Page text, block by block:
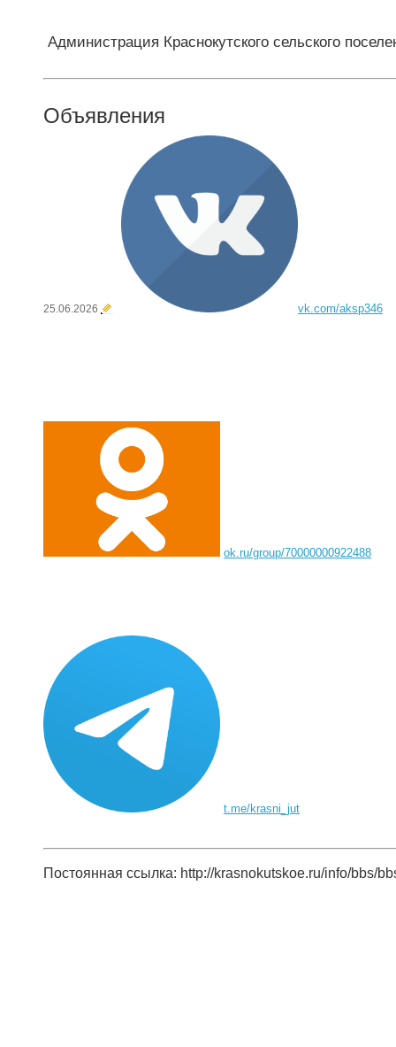
Администрация Краснокутского сельского
Объявления
25.06.2026 vk.com/aksp346
ok.ru/group/70000000922488
t.me/krasni_jut
Постоянная ссылка: http://krasnokutskoe.ru/info/bbs/